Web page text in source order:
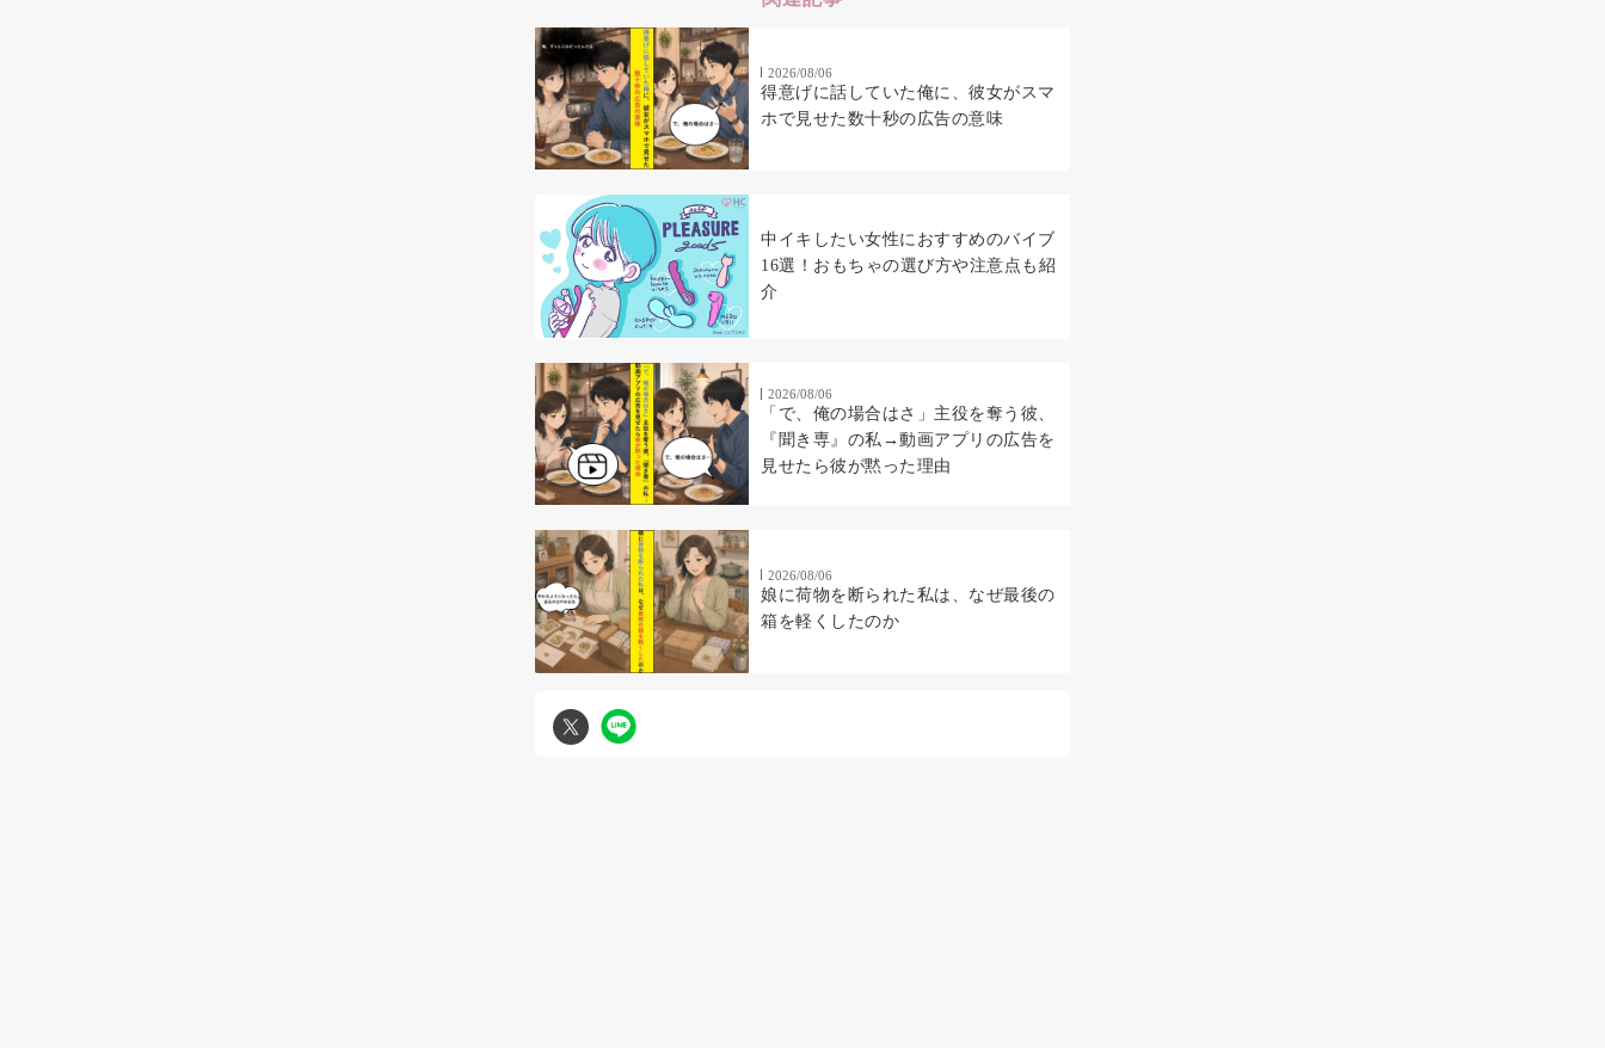
2026/08/06
得意げに話していた俺に、彼女がスマ
ホで見せた数十秒の広告の意味
中イキしたい女性におすすめのバイブ
16選！おもちゃの選び方や注意点も紹
介
2026/08/06
「で、俺の場合はさ」主役を奪う彼、
『聞き専』の私→動画アプリの広告を
見せたら彼が黙った理由
2026/08/06
娘に荷物を断られた私は、なぜ最後の
箱を軽くしたのか